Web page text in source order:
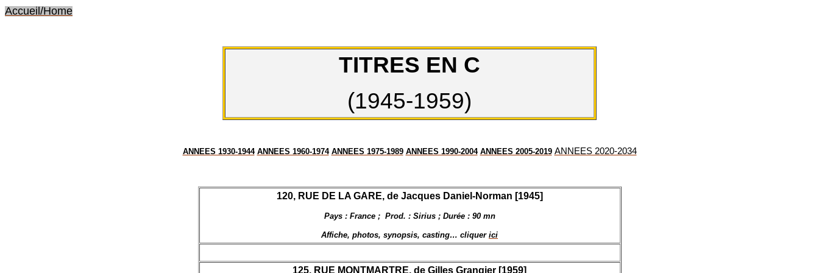
Accueil/Home
TITRES EN C
(1945-1959)
ANNEES 1930-1944 ANNEES 1960-1974 ANNEES 1975-1989 ANNEES 1990-2004 ANNEES 2005-2019 ANNEES 2020-2034
120, RUE DE LA GARE, de Jacques Daniel-Norman [1945]
Pays : France ; Prod. : Sirius ; Durée : 90 mn
Affiche, photos, synopsis, casting… cliquer ici
125, RUE MONTMARTRE, de Gilles Grangier [1959]